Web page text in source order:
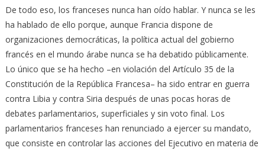
De todo eso, los franceses nunca han oído hablar. Y nunca se les
ha hablado de ello porque, aunque Francia dispone de
organizaciones democráticas, la política actual del gobierno
francés en el mundo árabe nunca se ha debatido públicamente.
Lo único que se ha hecho –en violación del Artículo 35 de la
Constitución de la República Francesa– ha sido entrar en guerra
contra Libia y contra Siria después de unas pocas horas de
debates parlamentarios, superficiales y sin voto final. Los
parlamentarios franceses han renunciado a ejercer su mandato,
que consiste en controlar las acciones del Ejecutivo en materia de